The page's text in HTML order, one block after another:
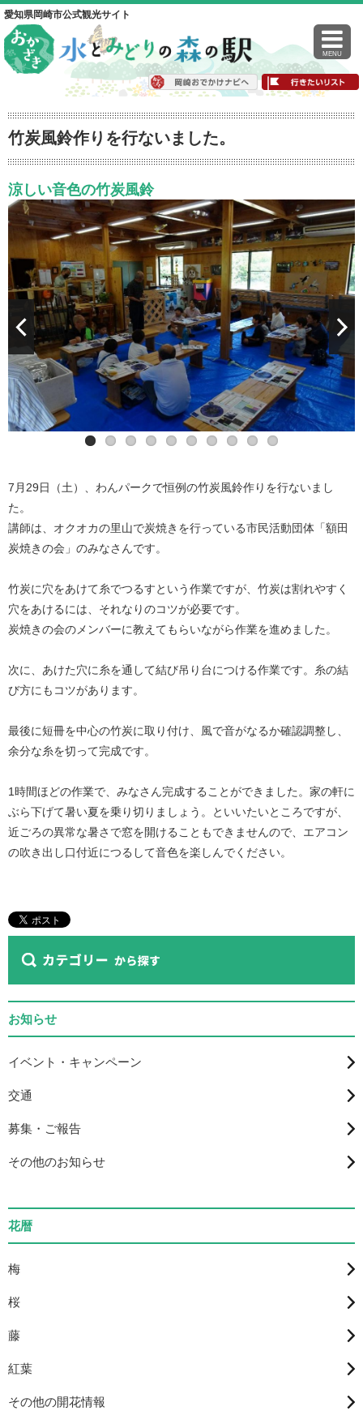
愛知県岡崎市公式観光サイト
MENU
竹炭風鈴作りを行ないました。
涼しい音色の竹炭風鈴
7月29日（土）、わんパークで恒例の竹炭風鈴作りを行ないまし
た。
講師は、オクオカの里山で炭焼きを行っている市民活動団体「額田
炭焼きの会」のみなさんです。
竹炭に穴をあけて糸でつるすという作業ですが、竹炭は割れやすく
穴をあけるには、それなりのコツが必要です。
炭焼きの会のメンバーに教えてもらいながら作業を進めました。
次に、あけた穴に糸を通して結び吊り台につける作業です。糸の結
び方にもコツがあります。
最後に短冊を中心の竹炭に取り付け、風で音がなるか確認調整し、
余分な糸を切って完成です。
1時間ほどの作業で、みなさん完成することができました。家の軒に
ぶら下げて暑い夏を乗り切りましょう。といいたいところですが、
近ごろの異常な暑さで窓を開けることもできませんので、エアコン
の吹き出し口付近につるして音色を楽しんでください。
お知らせ
イベント・キャンペーン
交通
募集・ご報告
その他のお知らせ
花暦
梅
桜
藤
紅葉
その他の開花情報